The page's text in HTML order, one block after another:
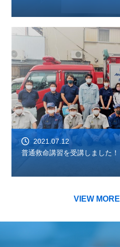
2021.07.12
普通救命講習を受講しました！
VIEW MORE